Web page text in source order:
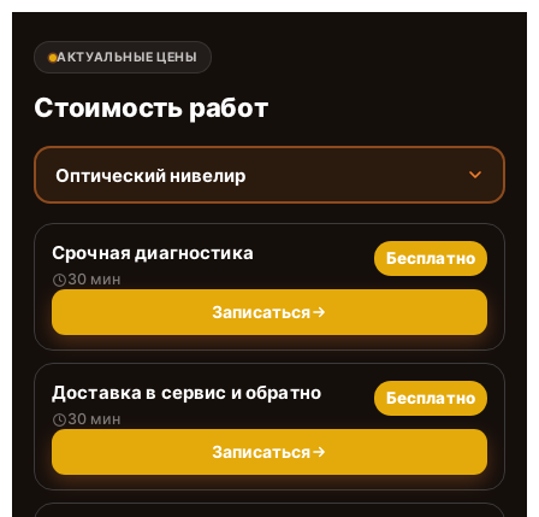
АКТУАЛЬНЫЕ ЦЕНЫ
Стоимость работ
Оптический нивелир
Срочная диагностика
30 мин
Бесплатно
Записаться
Доставка в сервис и обратно
30 мин
Бесплатно
Записаться